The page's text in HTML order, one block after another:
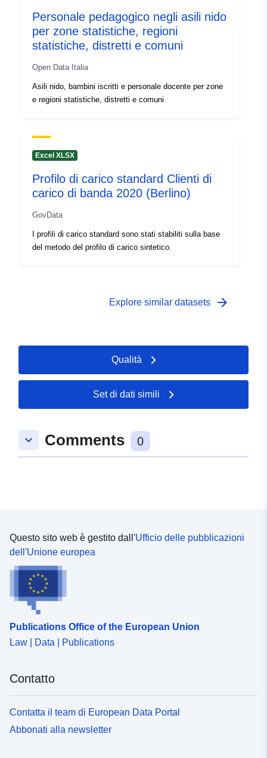
Personale pedagogico negli asili nido
per zone statistiche, regioni
statistiche, distretti e comuni
Open Data Italia
Asili nido, bambini iscritti e personale docente per zone
e regioni statistiche, distretti e comuni
Excel XLSX
Profilo di carico standard Clienti di
carico di banda 2020 (Berlino)
GovData
I profili di carico standard sono stati stabiliti sulla base
del metodo del profilo di carico sintetico.
Explore similar datasets arrow_forward
Qualità
Set di dati simili
keyboard_arrow_down Comments 0
Questo sito web è gestito dall'Ufficio delle pubblicazioni
dell'Unione europea
Publications Office of the European Union
Law | Data | Publications
Contatto
Contatta il team di European Data Portal
Abbonati alla newsletter